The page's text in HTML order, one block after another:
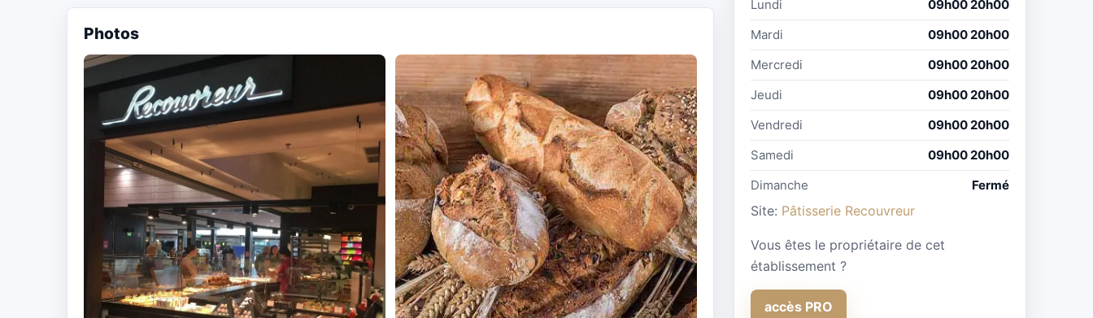
Photos
Lundi
09h00 20h00
Mardi
09h00 20h00
Mercredi
09h00 20h00
Jeudi
09h00 20h00
Vendredi
09h00 20h00
Samedi
09h00 20h00
Dimanche
Fermé
Site: Pâtisserie Recouvreur
Vous êtes le propriétaire de cet
établissement ?
accès PRO